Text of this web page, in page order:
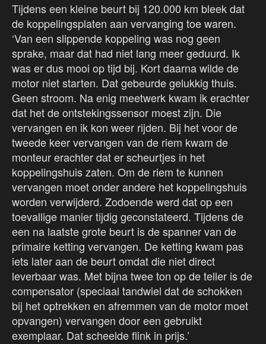
Tijdens een kleine beurt bij 120.000 km bleek dat
de koppelingsplaten aan vervanging toe waren.
‘Van een slippende koppeling was nog geen
sprake, maar dat had niet lang meer geduurd. Ik
was er dus mooi op tijd bij. Kort daarna wilde de
motor niet starten. Dat gebeurde gelukkig thuis.
Geen stroom. Na enig meetwerk kwam ik erachter
dat het de ontstekingssensor moest zijn. Die
vervangen en ik kon weer rijden. Bij het voor de
tweede keer vervangen van de riem kwam de
monteur erachter dat er scheurtjes in het
koppelingshuis zaten. Om de riem te kunnen
vervangen moet onder andere het koppelingshuis
worden verwijderd. Zodoende werd dat op een
toevallige manier tijdig geconstateerd. Tijdens de
een na laatste grote beurt is de spanner van de
primaire ketting vervangen. De ketting kwam pas
iets later aan de beurt omdat die niet direct
leverbaar was. Met bijna twee ton op de teller is de
compensator (speciaal tandwiel dat de schokken
bij het optrekken en afremmen van de motor moet
opvangen) vervangen door een gebruikt
exemplaar. Dat scheelde flink in prijs.’